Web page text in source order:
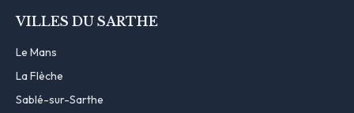
VILLES DU SARTHE
Le Mans
La Flèche
Sablé-sur-Sarthe